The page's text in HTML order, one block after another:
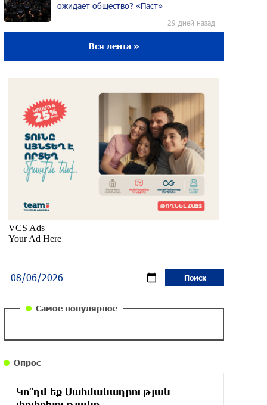
ожидает общество? «Паст»
29 дней назад
Ложная дилемма мандатов: почему тема
парламентского бойкота оппозиции -
29 дней назад
Правовой терроризм как начало
падения власти: пример Гагика
Царукяна и горькие уроки истории:
«Паст»
30 дней назад
Размик Марукян стал обладателем
«Росатом» готов построить новые АЭС,
Вся лента »
Самое популярное
Опрос
Կո՞ղմ եք Սահմանադրության